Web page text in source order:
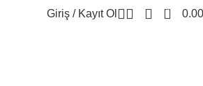
Giriş / Kayıt Ol 0 0.00